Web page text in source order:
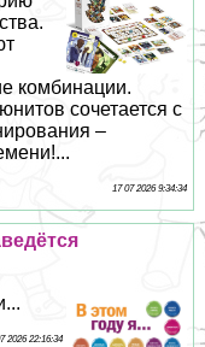
комбинации.
сочетается с
–
17 07 2026 9:34:34
2026 22:16:34